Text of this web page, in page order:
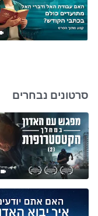
סרטונים נבחרים